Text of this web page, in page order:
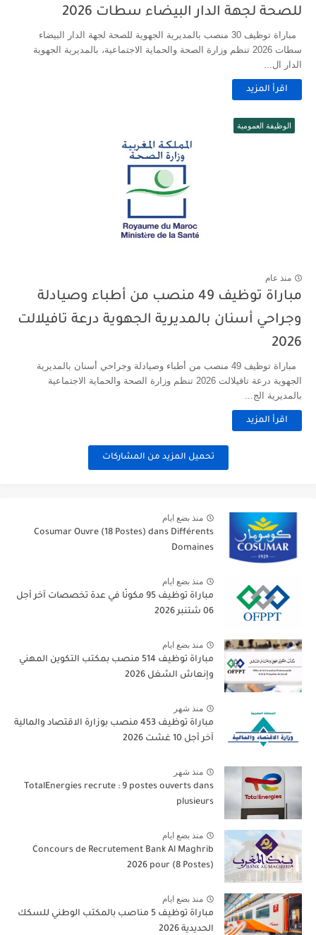
للصحة لجهة الدار البيضاء سطات 2026
مباراة توظيف 30 منصب بالمديرية الجهوية للصحة لجهة الدار البيضاء
سطات 2026 تنظم وزارة الصحة والحماية الاجتماعية، بالمديرية الجهوية
الدار ال...
اقرأ المزيد
الوظيفة العمومية
منذ عام
مباراة توظيف 49 منصب من أطباء وصيادلة
وجراحي أسنان بالمديرية الجهوية درعة تافيلالت
2026
مباراة توظيف 49 منصب من أطباء وصيادلة وجراحي أسنان بالمديرية
الجهوية درعة تافيلالت 2026 تنظم وزارة الصحة والحماية الاجتماعية
بالمديرية الج...
اقرأ المزيد
تحميل المزيد من المشاركات
منذ بضع ايام
Cosumar Ouvre (18 Postes) dans Différents
Domaines
منذ بضع ايام
مباراة توظيف 95 مكونًا في عدة تخصصات آخر أجل
06 شتنبر 2026
منذ بضع ايام
مباراة توظيف 514 منصب بمكتب التكوين المهني
وإنعاش الشغل 2026
منذ شهر
مباراة توظيف 453 منصب بوزارة الاقتصاد والمالية
آخر أجل 10 غشت 2026
منذ شهر
TotalEnergies recrute : 9 postes ouverts dans
plusieurs
منذ بضع ايام
Concours de Recrutement Bank Al Maghrib
2026 pour (8 Postes)
منذ بضع ايام
مباراة توظيف 5 مناصب بالمكتب الوطني للسكك
الحديدية 2026